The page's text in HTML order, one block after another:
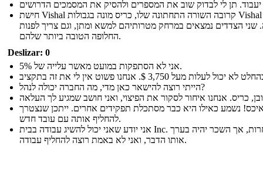
חישת Vishal קרובה השורה התחתונה שלו, כריס מונה בגבולות Vishal
שני הצדדים נמצאים במרחק מטרותיהם למשא ומתן, וגם צריך לפנות
החלופה הטובה ביותר שלהם.
Deslizar: 0
אני לא הסתפקות במועט מאשר עלייה של 5%.
הייתי רוצה להישאר כאן מדי, מה החברה יכולה לנהל?
נשמע כאילו היא כבר מסתכלת תפקידים אחרים. ייתכן שנצטרך
להחליף אותה עם עובד חדש.
אני יודע שאני יכול להשיג עבודה בבית Inc. התחרות, אך השכר יהיה בערך
אותו הדבר, ואני לא באמת רוצה להחליף עבודה.